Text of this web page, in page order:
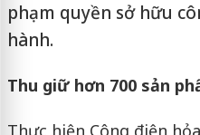
phạm quyền sở hữu
hành.
Thu giữ hơn 700 sản
Thực hiện Công điện